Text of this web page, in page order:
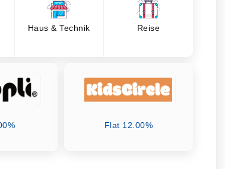
Haus & Technik Reise
Flat 12.00%